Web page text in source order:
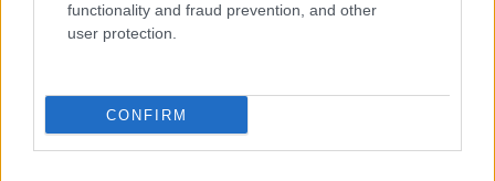
functionality and fraud prevention, and other
user protection.
CONFIRM
Gyárleállításokkal és átszervezett
termeléssel tehermentesíti a
villamosenergia-rendszert a STRABAG